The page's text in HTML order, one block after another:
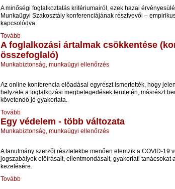
A minőségi foglalkoztatás kritériumairól, ezek hazai
Munkaügyi Szakosztály konferenciájának résztvevői –
kapcsolódva.
Tovább
A foglalkozási ártalmak csökkentése
összefoglaló)
Munkabiztonság, munkaügyi ellenőrzés
Az online konferencia előadásai egyrészt ismertették, hogy
helyzete a foglalkozási megbetegedések területén, másrészt
követendő jó gyakorlata.
Tovább
Egy védelem - több változata
Munkabiztonság, munkaügyi ellenőrzés
A tanulmány szerzői részletekbe menően elemzik a COVID-19
jogszabályok előírásait, ellentmondásait, gyakorlati tanácsokat
kezelésére.
Tovább